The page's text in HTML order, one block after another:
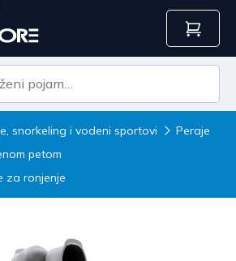
snorkeling i vodeni sportovi
Peraje
petom
za ronjenje